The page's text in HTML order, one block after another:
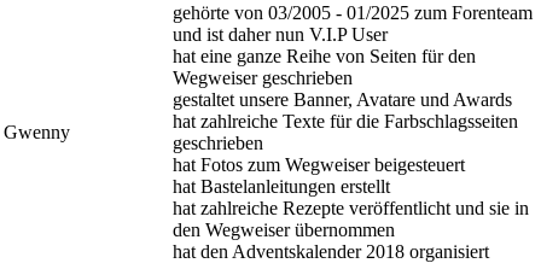
Gwenny
gehörte von 03/2005 - 01/2025 zum Forenteam
und ist daher nun V.I.P User
hat eine ganze Reihe von Seiten für den
Wegweiser geschrieben
gestaltet unsere Banner, Avatare und Awards
hat zahlreiche Texte für die Farbschlagsseiten
geschrieben
hat Fotos zum Wegweiser beigesteuert
hat Bastelanleitungen erstellt
hat zahlreiche Rezepte veröffentlicht und sie in
den Wegweiser übernommen
hat den Adventskalender 2018 organisiert